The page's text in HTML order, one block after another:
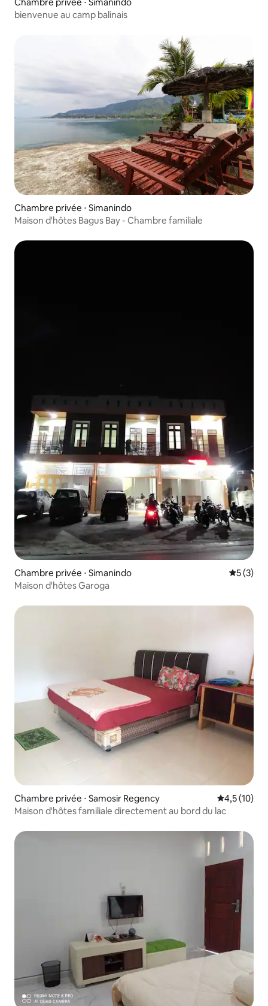
Chambre privée ⋅ Simanindo
bienvenue au camp balinais
Chambre privée ⋅ Simanindo
Maison d'hôtes Bagus Bay - Chambre familiale
Chambre privée ⋅ Simanindo
5 (3)
Maison d'hôtes Garoga
Chambre privée ⋅ Samosir Regency Évaluation
4,5 (10)
Maison d'hôtes familiale directement au bord du lac